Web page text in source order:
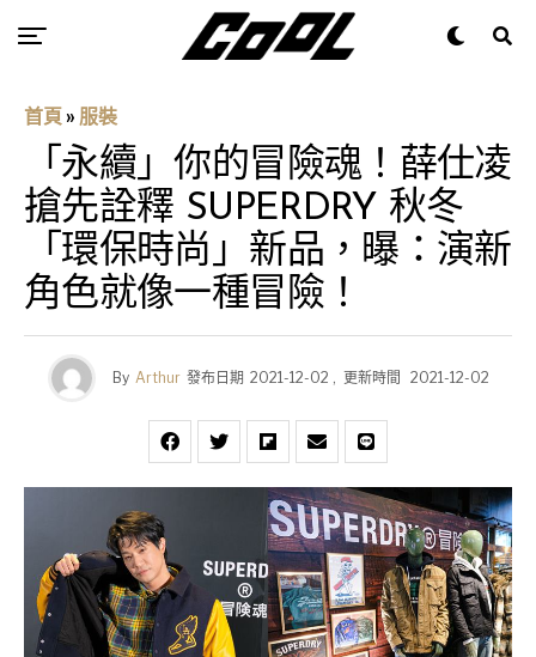
首頁 » 服裝
「永續」你的冒險魂！薛仕凌
搶先詮釋 SUPERDRY 秋冬
「環保時尚」新品，曝：演新
角色就像一種冒險！
By Arthur 發布日期 2021-12-02 , 更新時間 2021-12-02